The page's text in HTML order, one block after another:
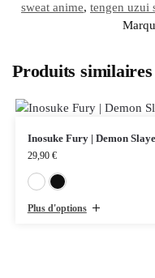
sweat anime, tengen uzui
Produits similaires
Inosuke Fury | Demon
29,90 €
Plus d'options